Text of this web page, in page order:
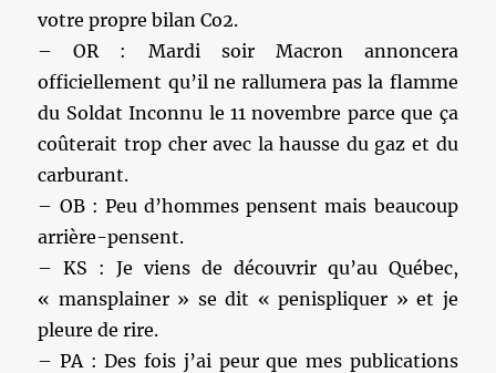
votre propre bilan Co2.
– OR : Mardi soir Macron annoncera
officiellement qu’il ne rallumera pas la flamme
du Soldat Inconnu le 11 novembre parce que ça
coûterait trop cher avec la hausse du gaz et du
carburant.
– OB : Peu d’hommes pensent mais beaucoup
arrière-pensent.
– KS : Je viens de découvrir qu’au Québec,
« mansplainer » se dit « penispliquer » et je
pleure de rire.
– PA : Des fois j’ai peur que mes publications